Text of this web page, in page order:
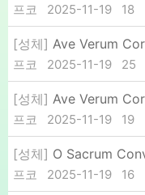
프코 2025-11-19 18
[성체] Ave Verum
프코 2025-11-19 25
[성체] Ave Verum
프코 2025-11-19 19
[성체] O Sacrum
프코 2025-11-19 16